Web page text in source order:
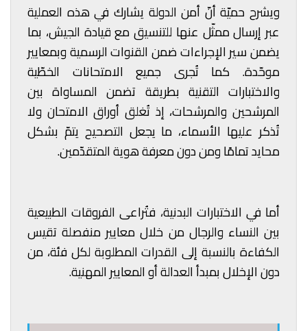
ويشرح حميّة أنّ أمن الدولة يشارك في هذه العملية
عبر إرسال ممثّل عنها للتنسيق مع قيادة الجيش، بما
يضمن سير الإجراءات ضمن القنوات الرسمية وبمعايير
موحّدة. كما تُجرى جميع الامتحانات الخطّية
والاختبارات التقنية بطريقة تضمن المساواة بين
المرشحين والمرشحات، إذ تُغلق أوراق الامتحان ولا
تُذكر عليها الأسماء، ما يجعل التصحيح يتمّ بشكل
محايد تمامًا ومن دون معرفة هوية المتقدّمين.
أما في الاختبارات البدنية، فتُراعى الفروقات الطبيعية
بين النساء والرجال من خلال معايير منفصلة تقيس
الكفاءة بالنسبة إلى القدرات المطلوبة لكل فئة، من
دون الإخلال بمبدأ العدالة أو المعايير المهنية.